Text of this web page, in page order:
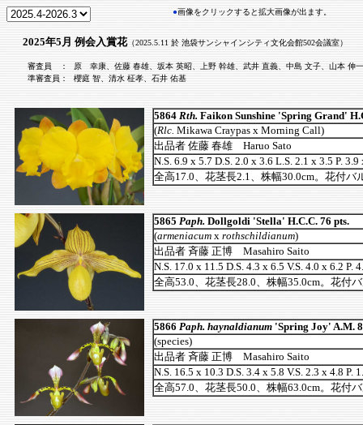
●画像をクリックすると拡大画像が出ます。
2025年5月 例会入賞花（2025.5.11 於 池袋サンシャインシティ文化会館502会議室）
審査員 ：
原 幸康、佐藤 春雄、坂本 英昭、上野 幹雄、武井 直義、中島 文子、山本 伸
準審査員：
櫻庭 智、清水 柾孝、石井 佑基
5864 Rth. Faikon Sunshine 'Spring Grand'
(Rlc. Mikawa Craypas x Morning Call)
出品者 佐藤 春雄 Haruo Sato
N.S. 6.9 x 5.7 D.S. 2.0 x 3.6 L.S. 2.1 x 3.5 P.
全高17.0、花茎長2.1、株幅30.0cm。花付バ
5865 Paph. Dollgoldi 'Stella' H.C.C. 76 pts.
(armeniacum x rothschildianum)
出品者 斉藤 正博 Masahiro Saito
N.S. 17.0 x 11.5 D.S. 4.3 x 6.5 V.S. 4.0 x 6.2 P.
全高53.0、花茎長28.0、株幅35.0cm。花付
5866 Paph. haynaldianum 'Spring Joy' A.M.
(species)
出品者 斉藤 正博 Masahiro Saito
N.S. 16.5 x 10.3 D.S. 3.4 x 5.8 V.S. 2.3 x 4.8 P.
全高57.0、花茎長50.0、株幅63.0cm。花付